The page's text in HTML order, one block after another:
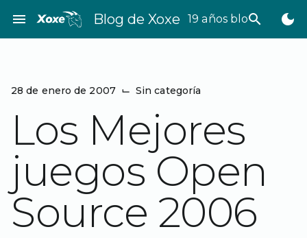
contenido
menu Blog de Xoxe 19 años bloggeando
search dark_mode
28 de enero de 2007 ⌙ Sin categoría
Los Mejores
juegos Open
Source 2006